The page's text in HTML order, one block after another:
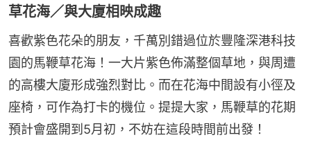
草花海／與大廈相映成趣
喜歡紫色花朵的朋友，千萬別錯過位於豐隆深港科技
園的馬鞭草花海！一大片紫色佈滿整個草地，與周遭
的高樓大廈形成強烈對比。而在花海中間設有小徑及
座椅，可作為打卡的機位。提提大家，馬鞭草的花期
預計會盛開到5月初，不妨在這段時間前出發！